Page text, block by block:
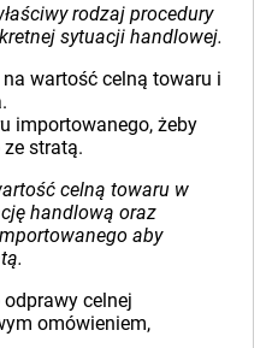
rodzaj procedury
sytuacji handlowej.
na wartość celną towaru i
importowanego, żeby
stratą.
celną towaru w
handlową oraz
aby
celnej
omówieniem,